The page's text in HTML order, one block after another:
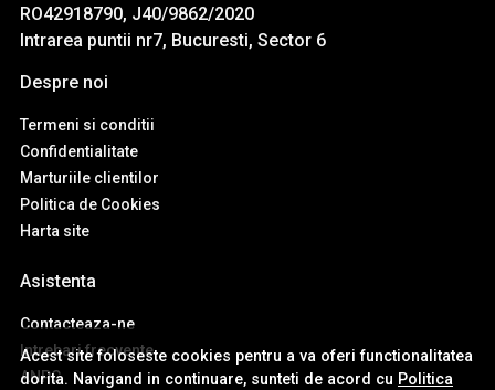
Acest site foloseste cookies pentru a va oferi functionalitatea
dorita. Navigand in continuare, sunteti de acord cu Politica
RO42918790, J40/9862/2020
Intrarea puntii nr7, Bucuresti, Sector 6
Despre noi
Termeni si conditii
Confidentialitate
Marturiile clientilor
Politica de Cookies
Harta site
Asistenta
Contacteaza-ne
Intrebari frecvente
ANPC